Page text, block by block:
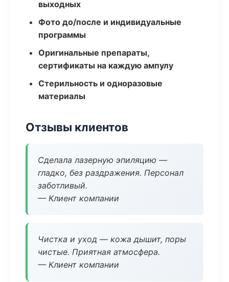
выходных
Фото до/после и индивидуальные
программы
Оригинальные препараты,
сертификаты на каждую ампулу
Стерильность и одноразовые
материалы
Отзывы клиентов
Сделала лазерную эпиляцию —
гладко, без раздражения. Персонал
заботливый.
— Клиент компании
Чистка и уход — кожа дышит, поры
чистые. Приятная атмосфера.
— Клиент компании